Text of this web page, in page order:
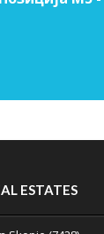
ESTATES